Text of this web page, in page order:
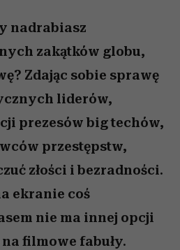
nadrabiasz
zakątków globu,
Zdając sobie sprawę
liderów,
prezesów big techów,
przestępstw,
złości i bezradności.
ekranie coś
nie ma innej opcji
filmowe fabuły.